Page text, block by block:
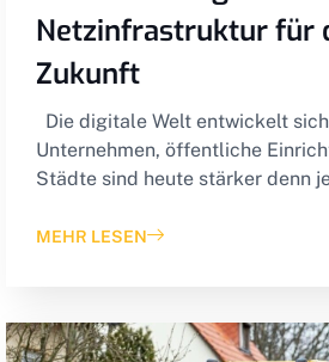
Netzinfrastruktur für
Zukunft
Die digitale Welt entwickelt
Unternehmen, öffentliche
Städte sind heute stärker denn
MEHR LESEN